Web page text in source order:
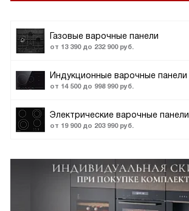
Газовые варочные панели
от 13 390 до 232 900 руб.
Индукционные варочные панели
от 14 500 до 998 990 руб.
Электрические варочные панели
от 19 900 до 203 990 руб.